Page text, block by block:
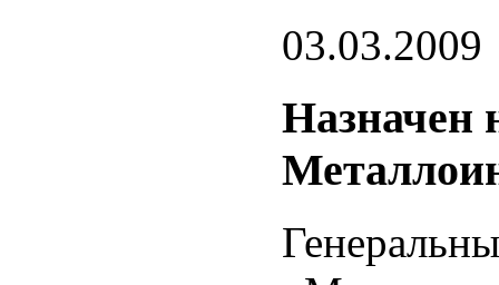
03.03.2009
Назначен